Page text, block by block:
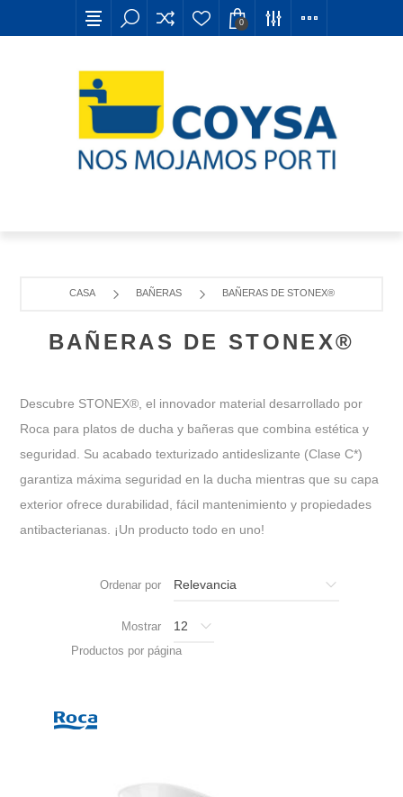
0
CASA BAÑERAS BAÑERAS DE STONEX®
BAÑERAS DE STONEX®
Descubre STONEX® , el innovador material desarrollado por
Roca para platos de ducha y bañeras que combina estética y
seguridad. Su acabado texturizado antideslizante (Clase C*)
garantiza máxima seguridad en la ducha mientras que su capa
exterior ofrece durabilidad, fácil mantenimiento y propiedades
antibacterianas. ¡Un producto todo en uno!
Ordenar por
Mostrar
Productos por página